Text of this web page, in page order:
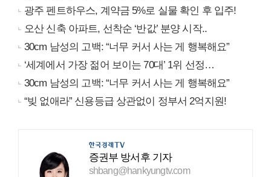
광주 펜트하우스, 계약금 5%로 실물 확인 후 입주!
오산 신축 아파트, 선착순 ‘반값’ 분양 시작..
30cm 남성의 고백: “너무 커서 사는 게 행복해요”
‘세계에서 가장 젊어 보이는 70대’ 1위 선정…
30cm 남성의 고백: “너무 커서 사는 게 행복해요”
“빚 없애라” 신용등급 상관없이 정부서 2억지원!
증권부 방서후 기자
shbang@hankyungtv.com